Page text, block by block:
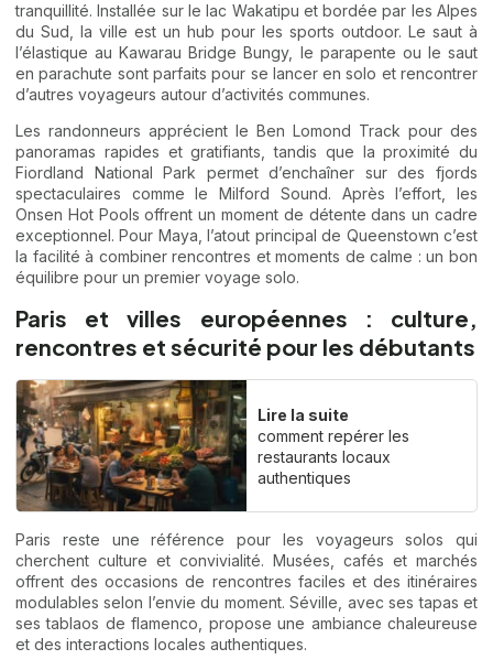
tranquillité. Installée sur le lac Wakatipu et bordée par les Alpes
du Sud, la ville est un hub pour les sports outdoor. Le saut à
l’élastique au Kawarau Bridge Bungy, le parapente ou le saut
en parachute sont parfaits pour se lancer en solo et rencontrer
d’autres voyageurs autour d’activités communes.
Les randonneurs apprécient le Ben Lomond Track pour des
panoramas rapides et gratifiants, tandis que la proximité du
Fiordland National Park permet d’enchaîner sur des fjords
spectaculaires comme le Milford Sound. Après l’effort, les
Onsen Hot Pools offrent un moment de détente dans un cadre
exceptionnel. Pour Maya, l’atout principal de Queenstown c’est
la facilité à combiner rencontres et moments de calme : un bon
équilibre pour un premier voyage solo.
Paris et villes européennes : culture,
rencontres et sécurité pour les débutants
Lire la suite
comment repérer les
restaurants locaux
authentiques
Paris reste une référence pour les voyageurs solos qui
cherchent culture et convivialité. Musées, cafés et marchés
offrent des occasions de rencontres faciles et des itinéraires
modulables selon l’envie du moment. Séville, avec ses tapas et
ses tablaos de flamenco, propose une ambiance chaleureuse
et des interactions locales authentiques.